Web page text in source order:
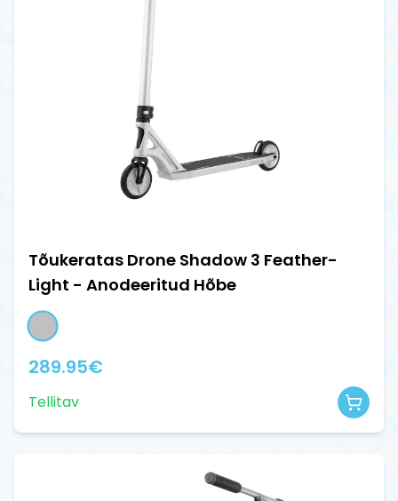
Tõukeratas Drone Shadow 3 Feather-
Light - Anodeeritud Hõbe
289.95€
Tellitav